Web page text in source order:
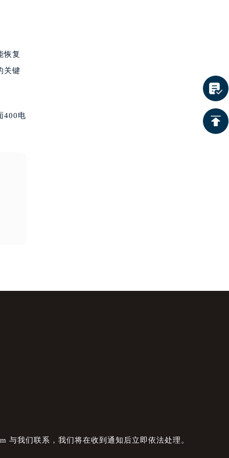
恢复
关键
400电
与我们联系，我们将在收到通知后立即依法处理。